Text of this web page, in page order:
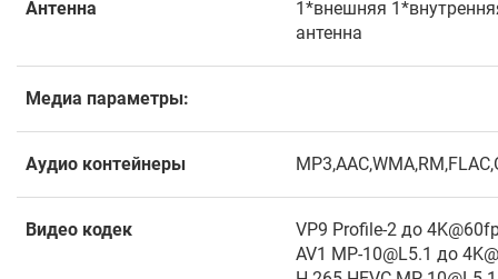
Антенна
1*внешняя
антенна
Медиа параметры:
Аудио контейнеры
Видео кодек
VP9 Profile-2 до
AV1 MP-10@L5.1 до